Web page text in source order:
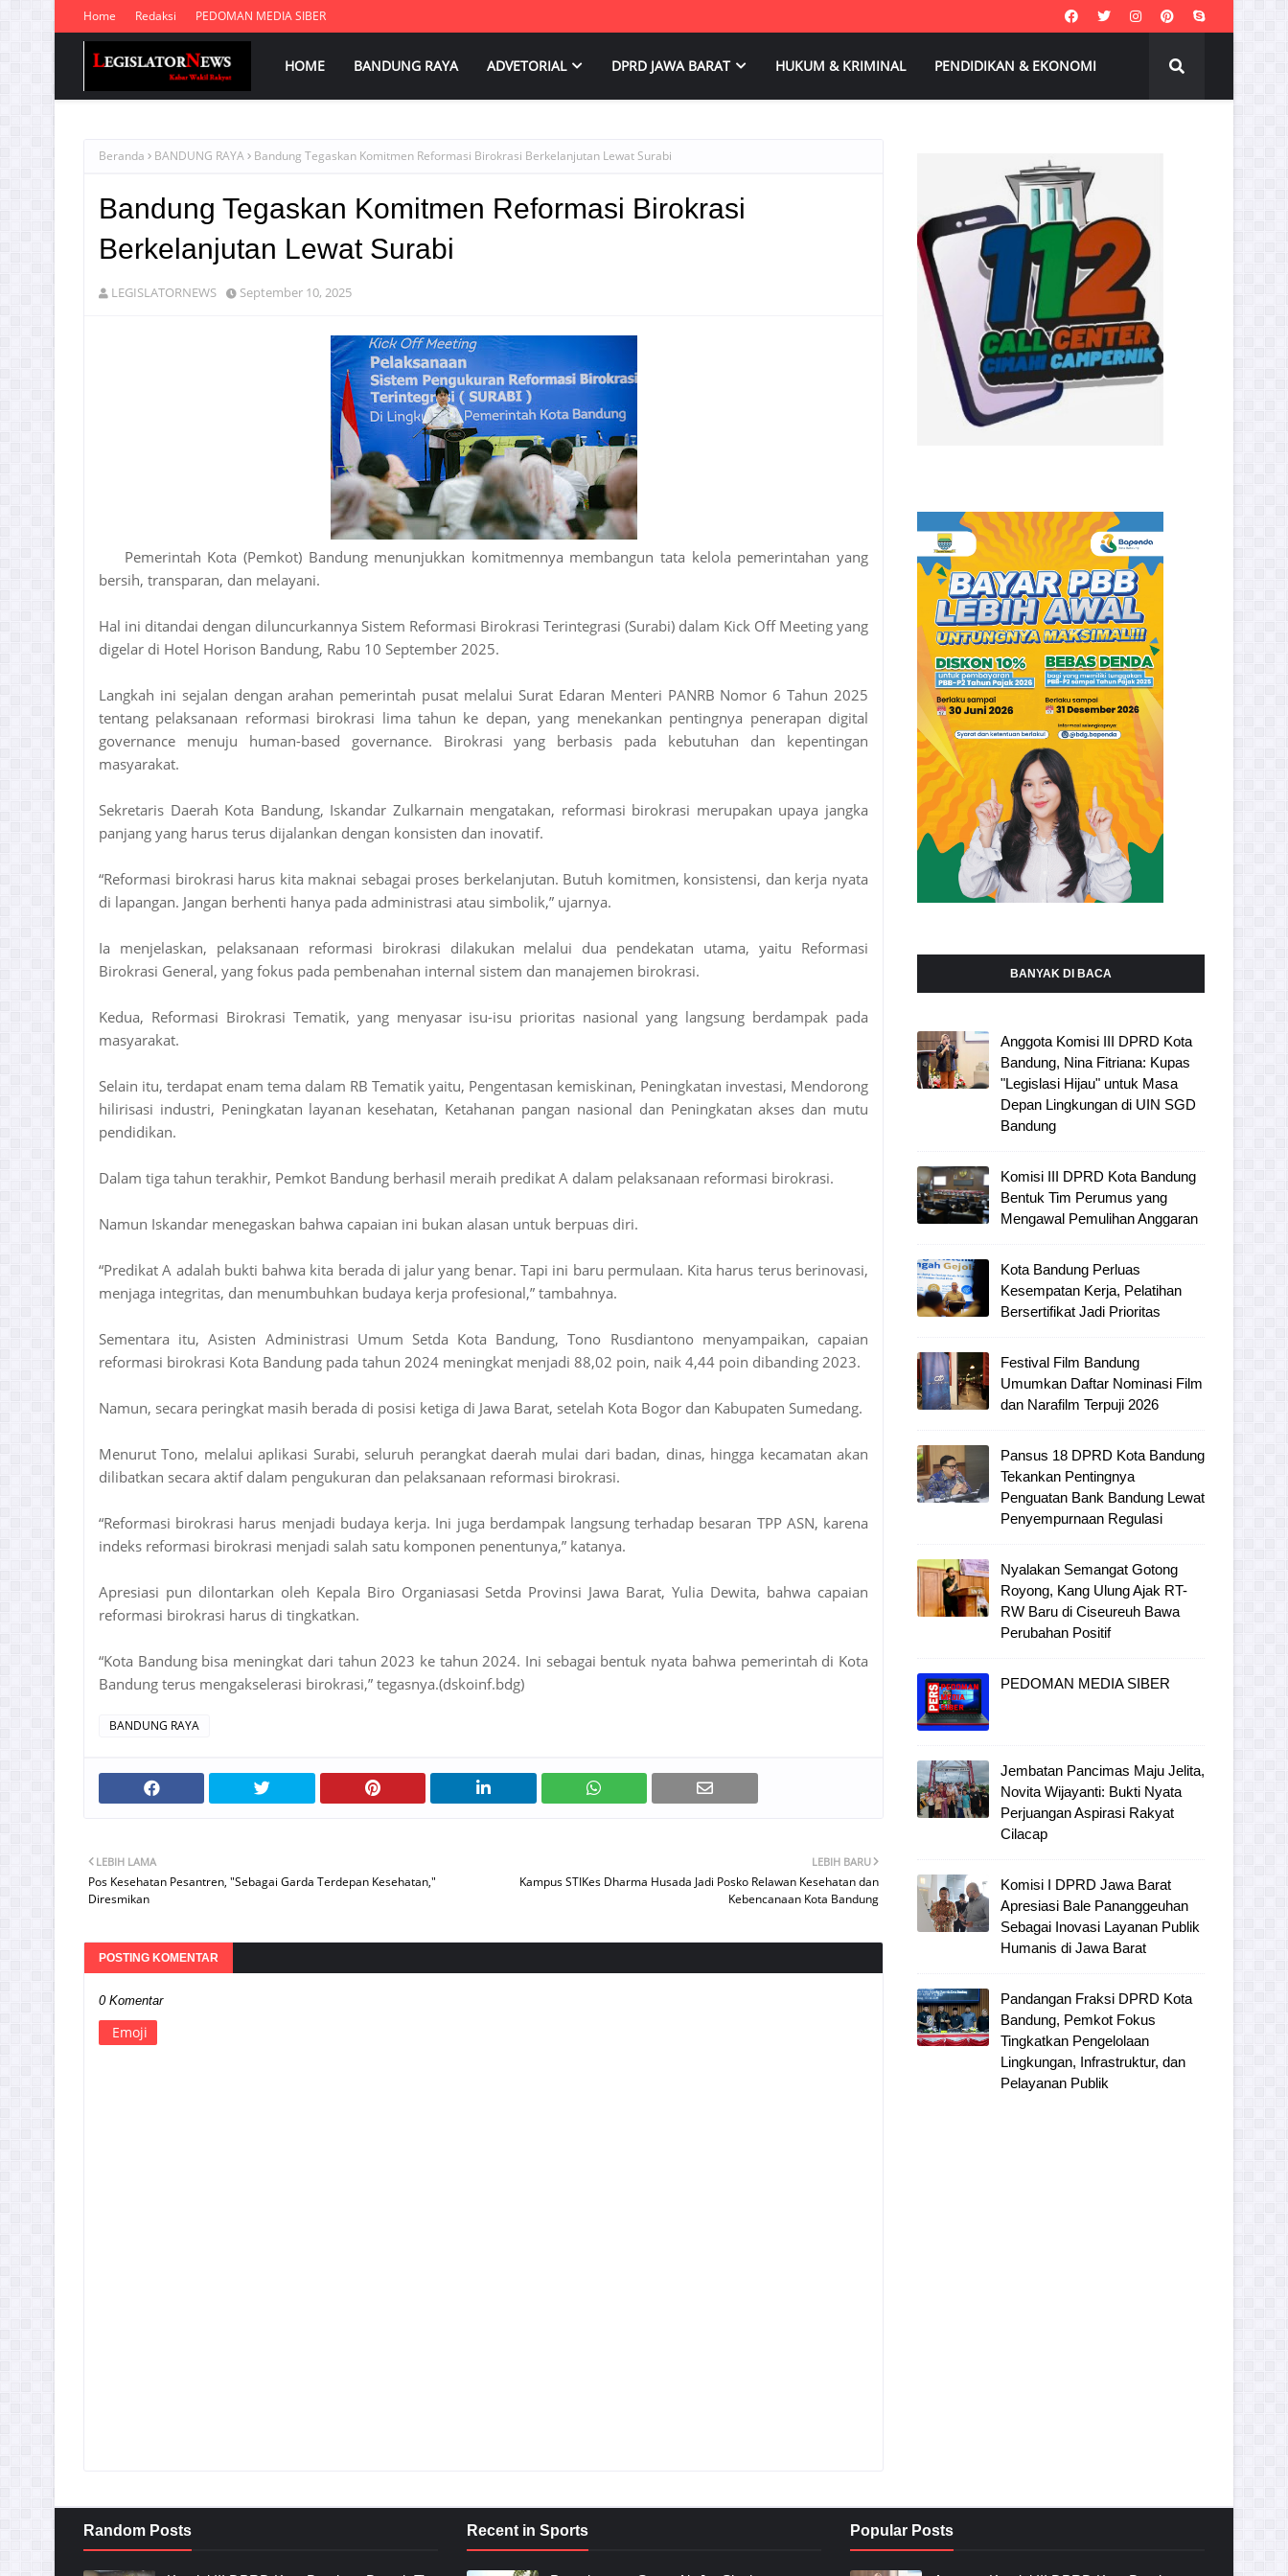
Home Redaksi PEDOMAN MEDIA SIBER
HOME BANDUNG RAYA ADVETORIAL DPRD JAWA BARAT HUKUM & KRIMINAL PENDIDIKAN & EKONOMI
Beranda BANDUNG RAYA Bandung Tegaskan Komitmen Reformasi Birokrasi Berkelanjutan Lewat Surabi
Bandung Tegaskan Komitmen Reformasi Birokrasi
Berkelanjutan Lewat Surabi
LEGISLATORNEWS September 10, 2025
Pemerintah Kota (Pemkot) Bandung menunjukkan komitmennya membangun tata kelola pemerintahan yang
bersih, transparan, dan melayani.
Hal ini ditandai dengan diluncurkannya Sistem Reformasi Birokrasi Terintegrasi (Surabi) dalam Kick Off Meeting yang
digelar di Hotel Horison Bandung, Rabu 10 September 2025.
Langkah ini sejalan dengan arahan pemerintah pusat melalui Surat Edaran Menteri PANRB Nomor 6 Tahun 2025
tentang pelaksanaan reformasi birokrasi lima tahun ke depan, yang menekankan pentingnya penerapan digital
governance menuju human-based governance. Birokrasi yang berbasis pada kebutuhan dan kepentingan
masyarakat.
Sekretaris Daerah Kota Bandung, Iskandar Zulkarnain mengatakan, reformasi birokrasi merupakan upaya jangka
panjang yang harus terus dijalankan dengan konsisten dan inovatif.
“Reformasi birokrasi harus kita maknai sebagai proses berkelanjutan. Butuh komitmen, konsistensi, dan kerja nyata
di lapangan. Jangan berhenti hanya pada administrasi atau simbolik,” ujarnya.
Ia menjelaskan, pelaksanaan reformasi birokrasi dilakukan melalui dua pendekatan utama, yaitu Reformasi
Birokrasi General, yang fokus pada pembenahan internal sistem dan manajemen birokrasi.
Kedua, Reformasi Birokrasi Tematik, yang menyasar isu-isu prioritas nasional yang langsung berdampak pada
masyarakat.
Selain itu, terdapat enam tema dalam RB Tematik yaitu, Pengentasan kemiskinan, Peningkatan investasi, Mendorong
hilirisasi industri, Peningkatan layanan kesehatan, Ketahanan pangan nasional dan Peningkatan akses dan mutu
pendidikan.
Dalam tiga tahun terakhir, Pemkot Bandung berhasil meraih predikat A dalam pelaksanaan reformasi birokrasi.
Namun Iskandar menegaskan bahwa capaian ini bukan alasan untuk berpuas diri.
“Predikat A adalah bukti bahwa kita berada di jalur yang benar. Tapi ini baru permulaan. Kita harus terus berinovasi,
menjaga integritas, dan menumbuhkan budaya kerja profesional,” tambahnya.
Sementara itu, Asisten Administrasi Umum Setda Kota Bandung, Tono Rusdiantono menyampaikan, capaian
reformasi birokrasi Kota Bandung pada tahun 2024 meningkat menjadi 88,02 poin, naik 4,44 poin dibanding 2023.
Namun, secara peringkat masih berada di posisi ketiga di Jawa Barat, setelah Kota Bogor dan Kabupaten Sumedang.
Menurut Tono, melalui aplikasi Surabi, seluruh perangkat daerah mulai dari badan, dinas, hingga kecamatan akan
dilibatkan secara aktif dalam pengukuran dan pelaksanaan reformasi birokrasi.
“Reformasi birokrasi harus menjadi budaya kerja. Ini juga berdampak langsung terhadap besaran TPP ASN, karena
indeks reformasi birokrasi menjadi salah satu komponen penentunya,” katanya.
Apresiasi pun dilontarkan oleh Kepala Biro Organiasasi Setda Provinsi Jawa Barat, Yulia Dewita, bahwa capaian
reformasi birokrasi harus di tingkatkan.
“Kota Bandung bisa meningkat dari tahun 2023 ke tahun 2024. Ini sebagai bentuk nyata bahwa pemerintah di Kota
Bandung terus mengakselerasi birokrasi,” tegasnya.(dskoinf.bdg)
BANDUNG RAYA
LEBIH BARU
Kampus STIKes Dharma Husada Jadi Posko Relawan Kesehatan dan
Kebencanaan Kota Bandung
LEBIH LAMA
Pos Kesehatan Pesantren, "Sebagai Garda Terdepan Kesehatan,"
Diresmikan
POSTING KOMENTAR
0 Komentar
Emoji
BANYAK DI BACA
Anggota Komisi III DPRD Kota
Bandung, Nina Fitriana: Kupas
"Legislasi Hijau" untuk Masa
Depan Lingkungan di UIN SGD
Bandung
Komisi III DPRD Kota Bandung
Bentuk Tim Perumus yang
Mengawal Pemulihan Anggaran
Kota Bandung Perluas
Kesempatan Kerja, Pelatihan
Bersertifikat Jadi Prioritas
Festival Film Bandung
Umumkan Daftar Nominasi Film
dan Narafilm Terpuji 2026
Pansus 18 DPRD Kota Bandung
Tekankan Pentingnya
Penguatan Bank Bandung Lewat
Penyempurnaan Regulasi
Nyalakan Semangat Gotong
Royong, Kang Ulung Ajak RT-
RW Baru di Ciseureuh Bawa
Perubahan Positif
PEDOMAN MEDIA SIBER
Jembatan Pancimas Maju Jelita,
Novita Wijayanti: Bukti Nyata
Perjuangan Aspirasi Rakyat
Cilacap
Komisi I DPRD Jawa Barat
Apresiasi Bale Pananggeuhan
Sebagai Inovasi Layanan Publik
Humanis di Jawa Barat
Pandangan Fraksi DPRD Kota
Bandung, Pemkot Fokus
Tingkatkan Pengelolaan
Lingkungan, Infrastruktur, dan
Pelayanan Publik
Random Posts Recent in Sports Popular Posts